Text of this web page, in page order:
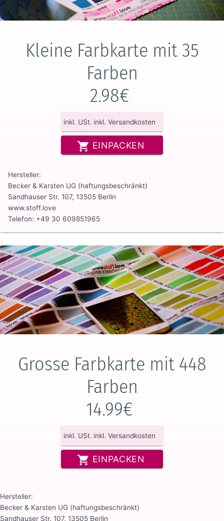
Kleine Farbkarte mit 35
Farben
2.98€
inkl. USt. inkl. Versandkosten
EINPACKEN
Hersteller:
Becker & Karsten UG (haftungsbeschränkt)
Sandhauser Str. 107, 13505 Berlin
www.stoff.love
Telefon: +49 30 609851965
Grosse Farbkarte mit 448
Farben
14.99€
inkl. USt. inkl. Versandkosten
EINPACKEN
Hersteller:
Becker & Karsten UG (haftungsbeschränkt)
Sandhauser Str. 107, 13505 Berlin